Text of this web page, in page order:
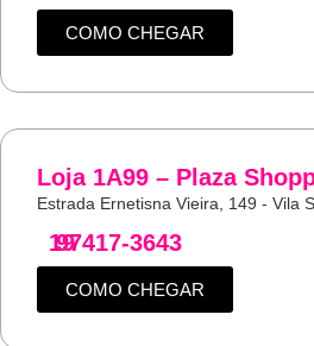
COMO CHEGAR
Loja 1A99 – Plaza
Estrada Ernetisna Vieira, 149 - Vila
19
97417-3643
COMO CHEGAR